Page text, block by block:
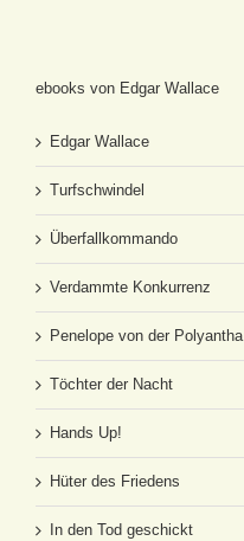
ebooks von Edgar Wallace
Edgar Wallace
Turfschwindel
Überfallkommando
Verdammte Konkurrenz
Penelope von der Polyantha
Töchter der Nacht
Hands Up!
Hüter des Friedens
In den Tod geschickt